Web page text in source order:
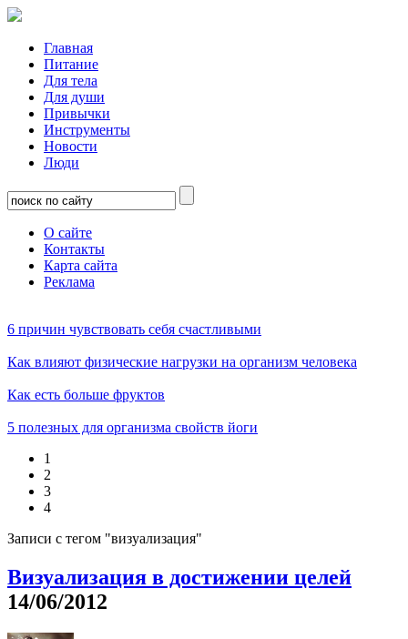
Главная
Питание
Для тела
Для души
Привычки
Инструменты
Новости
Люди
О сайте
Контакты
Карта сайта
Реклама
6 причин чувствовать себя счастливыми
Как влияют физические нагрузки на организм человека
Как есть больше фруктов
5 полезных для организма свойств йоги
1
2
3
4
Записи с тегом "визуализация"
Визуализация в достижении целей
14/06/2012